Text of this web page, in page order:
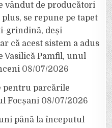
vândut de producători
se repune pe tapet
grindină, deși
că acest sistem a adus
Vasilică Pamfil, unul
08/07/2026
pentru parcările
Focșani 08/07/2026
până la începutul